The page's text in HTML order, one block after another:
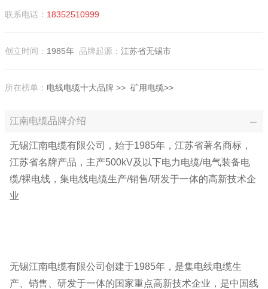
联系电话： 18352510999
创立时间： 1985年 品牌起源： 江苏省无锡市
所在榜单： 电线电缆十大品牌 >> 矿用电缆>>
江南电缆品牌介绍
无锡江南电缆有限公司，始于1985年，江苏省著名商标，
江苏省名牌产品，主产500kV及以下电力电缆/电气装备电
缆/裸电线，集电线电缆生产/销售/研发于一体的高新技术企
业
无锡江南电缆有限公司创建于1985年，是集电线电缆生
产、销售、研发于一体的国家重点高新技术企业，是中国线